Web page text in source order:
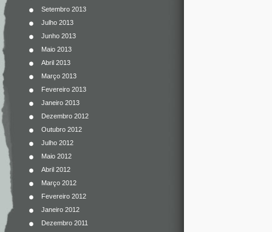
Setembro 2013
Julho 2013
Junho 2013
Maio 2013
Abril 2013
Março 2013
Fevereiro 2013
Janeiro 2013
Dezembro 2012
Outubro 2012
Julho 2012
Maio 2012
Abril 2012
Março 2012
Fevereiro 2012
Janeiro 2012
Dezembro 2011